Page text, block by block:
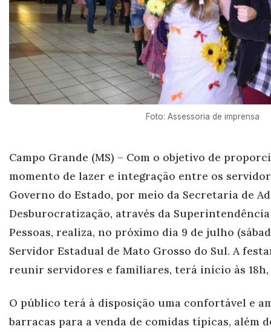
Foto: Assessoria de imprensa
Campo Grande (MS) – Com o objetivo de
momento de lazer e integração entre os
Governo do Estado, por meio da Secretaria de
Desburocratização, através da
Pessoas, realiza, no próximo dia 9 de julho
Servidor Estadual de Mato Grosso do Sul. A
reunir servidores e familiares, terá início às
O público terá à disposição uma confortável e
barracas para a venda de comidas típicas, além